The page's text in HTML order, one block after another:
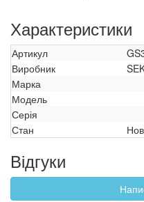
Характеристики
Артикул
Виробник
Марка
Модель
Серія
Стан
Відгуки